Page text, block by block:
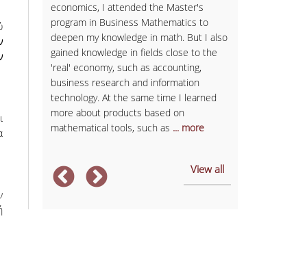
economics, I attended the Master's
program in Business Mathematics to
deepen my knowledge in math. But I also
gained knowledge in fields close to the
'real' economy, such as accounting,
business research and information
technology. At the same time I learned
more about products based on
mathematical tools, such as ... more
View all